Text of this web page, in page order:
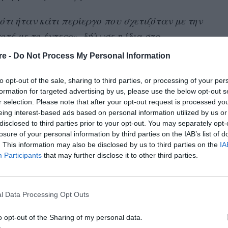
- Do Not Process My Personal Information
opt-out of the sale, sharing to third parties, or processing of your
for targeted advertising by us, please use the below opt-out
selection. Please note that after your opt-out request is processed
interest-based ads based on personal information utilized by us
to third parties prior to your opt-out. You may separately
of your personal information by third parties on the IAB’s list of
This information may also be disclosed by us to third parties on the
Participants that may further disclose it to other third parties.
Data Processing Opt Outs
opt-out of the Sharing of my personal data.
ήταν κάτι περίεργο που σχετιζόταν με την
με το έντερο», δήλωσε η ίδια στο
της είχαν γίνει πολύ λεπτές, ενώ
τουαλέτα χωρίς αποτέλεσμα. Ωστόσο,
γαστρεντερικά προβλήματα που
ήταν η ανεξήγητη απώλεια βάρους.
12 κιλά. Η ίδια δεν είχε αντιληφθεί το
οδηγός σχολικού λεωφορείου σχολίασε την
να ζυγιστεί.
κατάλαβα ότι κάτι δεν πήγαινε καλά»